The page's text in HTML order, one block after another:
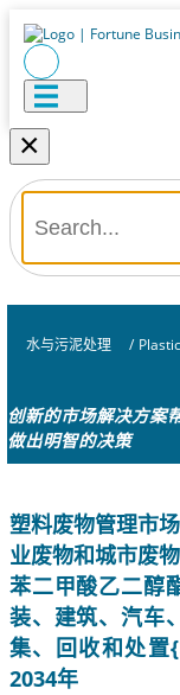
×
水与污泥处理 /
创新的市场解决方案
做出明智的决策
塑料废物管理市
业废物和城市废
苯二甲酸乙二醇
装、建筑、汽车
集、回收和处置
2034年